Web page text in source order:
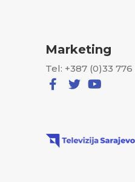
Marketing
Tel: +387 (0)33 776